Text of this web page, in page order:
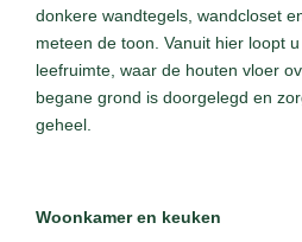
donkere wandtegels, wandcloset
meteen de toon. Vanuit hier loopt
leefruimte, waar de houten vloer
begane grond is doorgelegd en
geheel.
Woonkamer en keuken